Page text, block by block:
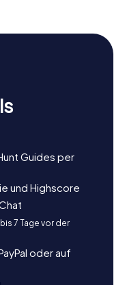
Guides per
und Highscore
7 Tage vor der
oder auf